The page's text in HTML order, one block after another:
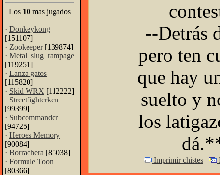
Los 10mas jugados
· Donkeykong
[151107]
· Zookeeper[139874]
· Metal_slug_rampage
[119251]
· Lanza gatos
[115820]
· Skid WRX [112222]
· Streetfighterken
[99399]
· Subcommander
[94725]
· Heroes Memory
[90084]
· Borrachera [85038]
· Formule Toon
[80366]
--Detrás
pero ten
que hay
suelto y
los
Imprimir chistes |